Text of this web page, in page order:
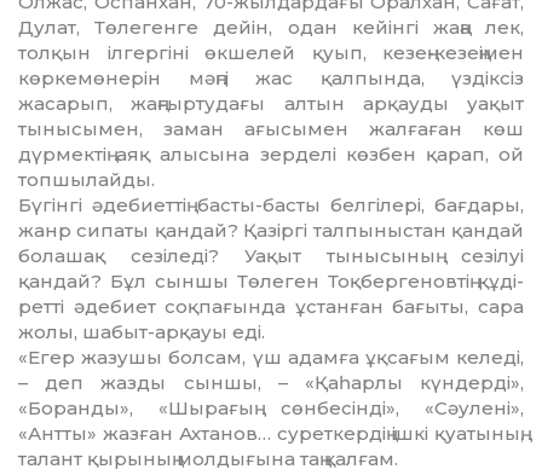
Дулат, Төлегенге дейiн, одан кейiнгi жаңа лек,
толқын iлгергiнi өкшелей қуып, кезең-кезеңiмен
көркемөнерiн мәңгi жас қалпында, үздiксiз
жасарып, жаңғыр­ту­дағы алтын арқауды уақыт
тынысымен, заман ағысымен жалғаған көш
дүрмектiң аяқ алысына зерделi көзбен қарап, ой
топшылайды.
Бүгiнгi әдебиеттiң басты-басты бел­гi­лерi, бағдары,
жанр сипаты қандай? Қа­зiр­гi талпыныстан қандай
болашақ сезi­ле­дi? Уақыт тынысының сезiлуi
қандай? Бұл сыншы Төлеген Тоқбергеновтiң құ­ді­
реттi әдебиет соқпағында ұстанған ба­ғыты, сара
жолы, шабыт-арқауы едi.
«Егер жазушы болсам, үш адамға ұқ­са­ғым келедi,
– деп жазды сыншы, – «Қа­һар­лы күндердi»,
«Боранды», «Шырағың сөн­бесiндi», «Сәуленi»,
«Антты» жазған Ах­танов… суреткердiң iшкi қуатының,
та­лант қырының молдығына таң қал­ғам.